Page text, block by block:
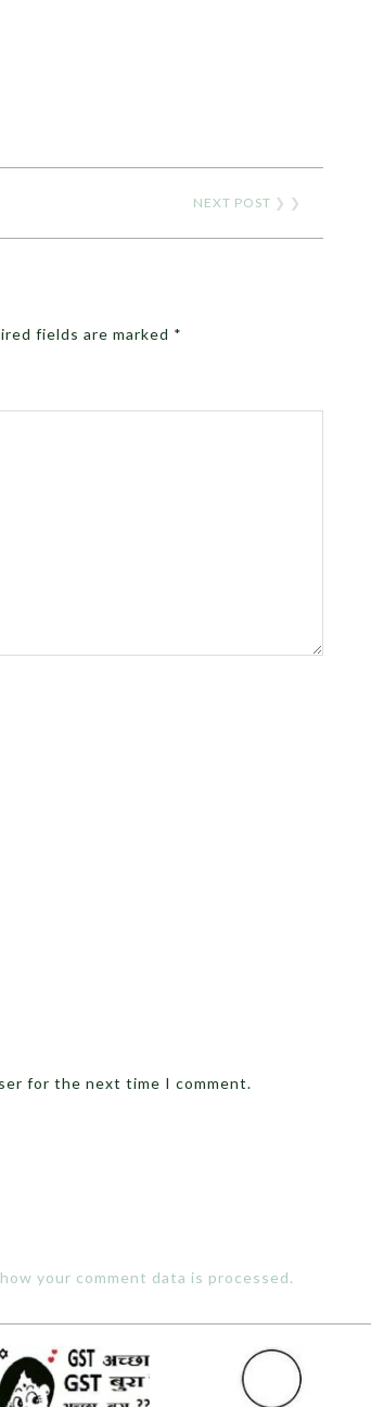
NEXT POST ❯ ❯
fields are marked *
for the next time I comment.
your comment data is processed.